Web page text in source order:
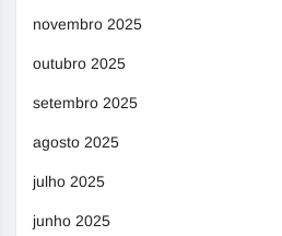
novembro 2025
outubro 2025
setembro 2025
agosto 2025
julho 2025
junho 2025